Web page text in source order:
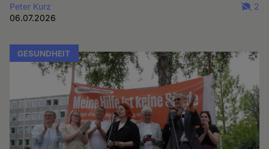
Peter Kurz
06.07.2026
2
GESUNDHEIT